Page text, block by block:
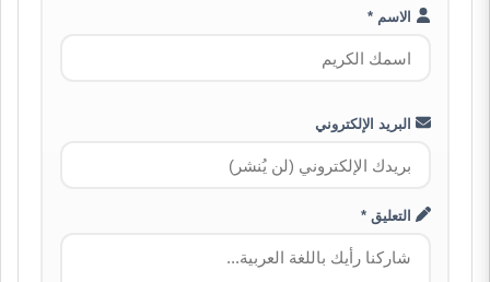
الاسم *
البريد الإلكتروني
التعليق *